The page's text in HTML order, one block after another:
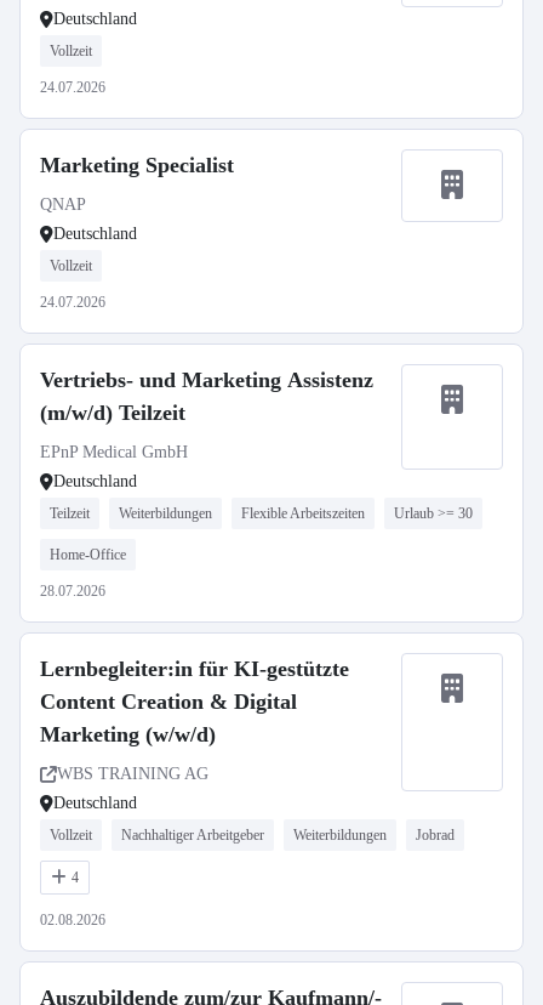
Deutschland
Vollzeit
24.07.2026
Marketing Specialist
QNAP
Deutschland
Vollzeit
24.07.2026
Vertriebs- und Marketing Assistenz
(m/w/d) Teilzeit
EPnP Medical GmbH
Deutschland
Teilzeit Weiterbildungen Flexible Arbeitszeiten Urlaub >= 30
Home-Office
28.07.2026
Lernbegleiter:in für KI-gestützte
Content Creation & Digital
Marketing (w/w/d)
WBS TRAINING AG
Deutschland
Vollzeit Nachhaltiger Arbeitgeber Weiterbildungen Jobrad
4
02.08.2026
Auszubildende zum/zur Kaufmann/-